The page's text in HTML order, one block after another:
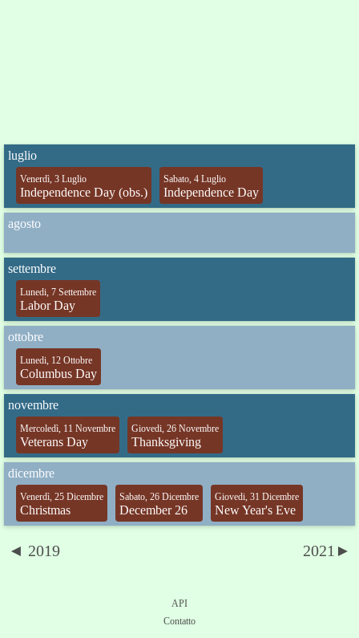
luglio
Venerdì, 3 Luglio
Independence Day (obs.)
Sabato, 4 Luglio
Independence Day
agosto
settembre
Lunedi, 7 Settembre
Labor Day
ottobre
Lunedi, 12 Ottobre
Columbus Day
novembre
Mercoledì, 11 Novembre
Veterans Day
Giovedi, 26 Novembre
Thanksgiving
dicembre
Venerdì, 25 Dicembre
Christmas
Sabato, 26 Dicembre
December 26
Giovedi, 31 Dicembre
New Year's Eve
◄ 2019 2021►
API
Contatto